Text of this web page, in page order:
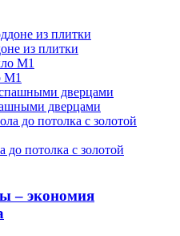
из плитки
М1
дверцами
до потолка с золотой
– экономия